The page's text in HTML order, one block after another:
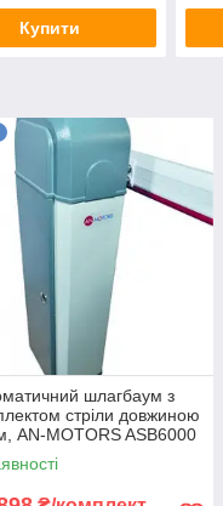
Купити
шлагбаум з
стріли довжиною
AN-MOTORS ASB6000